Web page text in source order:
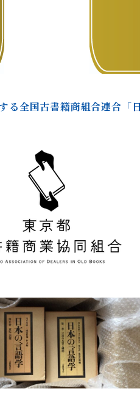
る全国古書籍商組合連合「